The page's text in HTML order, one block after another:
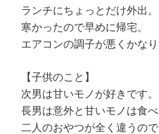
ランチにちょっとだけ外出。
寒かったので早めに帰宅。
エアコンの調子が悪くかな
【子供のこと】
次男は甘いモノが好きです。
長男は意外と甘いモノは食べ
二人のおやつが全く違うので